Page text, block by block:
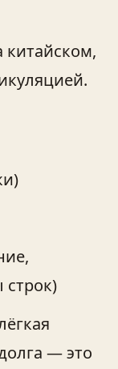
китайском,
строк)
— это